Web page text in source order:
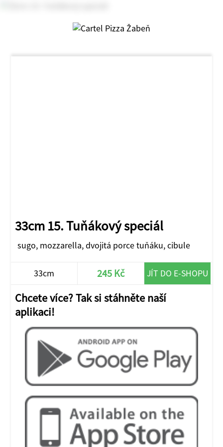
33cm 15. Tuňákový speciál
sugo, mozzarella, dvojitá porce tuňáku, cibule
33cm 245 Kč JÍT DO E-SHOPU
Chcete více? Tak si stáhněte naší
aplikaci!